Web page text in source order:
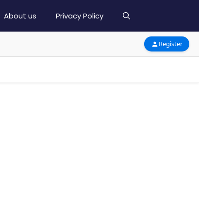
About us Privacy Policy
Register